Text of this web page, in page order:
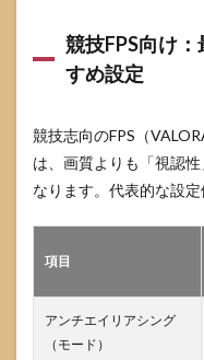
G-
SYNC
対応
使用
時、
垂直
同期
良い
です
か？
競技FPS向け
すめ設定
競技志向のFPS（
は、画質よりも「視認
なります。代表的な設定
項目
アンチエイリアシング
（モード）